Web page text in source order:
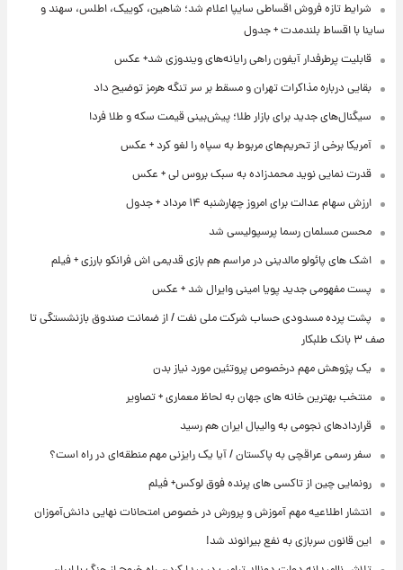
شرایط تازه فروش اقساطی سایپا اعلام شد؛ شاهین، کوییک، اطلس، سهند و
ساینا با اقساط بلندمدت + جدول
قابلیت پرطرفدار آیفون راهی رایانه‌های ویندوزی شد+ عکس
بقایی درباره مذاکرات تهران و مسقط بر سر تنگه هرمز توضیح داد
سیگنال‌های جدید برای بازار طلا؛ پیش‌بینی قیمت سکه و طلا فردا
آمریکا برخی از تحریم‌های مربوط به سپاه را لغو کرد + عکس
قدرت نمایی نوید محمدزاده به سبک بروس لی + عکس
ارزش سهام عدالت برای امروز چهارشنبه ۱۴ مرداد + جدول
محسن مسلمان رسما پرسپولیسی شد
اشک های پائولو مالدینی در مراسم هم بازی قدیمی اش فرانکو بارزی + فیلم
پست مفهومی جدید پویا امینی وایرال شد + عکس
پشت پرده‌ مسدودی حساب شرکت ملی نفت / از ضمانت صندوق بازنشستگی تا
صف ۳ بانک طلبکار
یک پژوهش مهم درخصوص پروتئین مورد نیاز بدن
منتخب بهترین خانه های جهان به لحاظ معماری + تصاویر
قراردادهای نجومی به والیبال ایران هم رسید
سفر رسمی عراقچی به پاکستان / آیا یک رایزنی مهم منطقه‌ای در راه است؟
رونمایی چین از تاکسی های پرنده فوق لوکس+ فیلم
انتشار اطلاعیه مهم آموزش و پرورش در خصوص امتحانات نهایی دانش‌آموزان
این قانون سربازی به نفع بیرانوند شد!